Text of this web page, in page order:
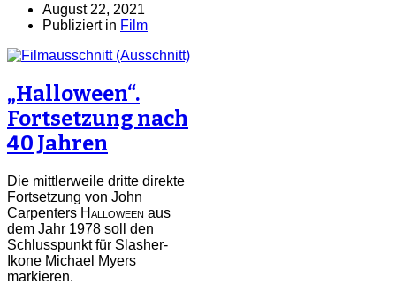
August 22, 2021
Publiziert in Film
„Halloween“.
Fortsetzung nach
40 Jahren
Die mittlerweile dritte direkte
Fortsetzung von John
Carpenters Halloween aus
dem Jahr 1978 soll den
Schlusspunkt für Slasher-
Ikone Michael Myers
markieren.